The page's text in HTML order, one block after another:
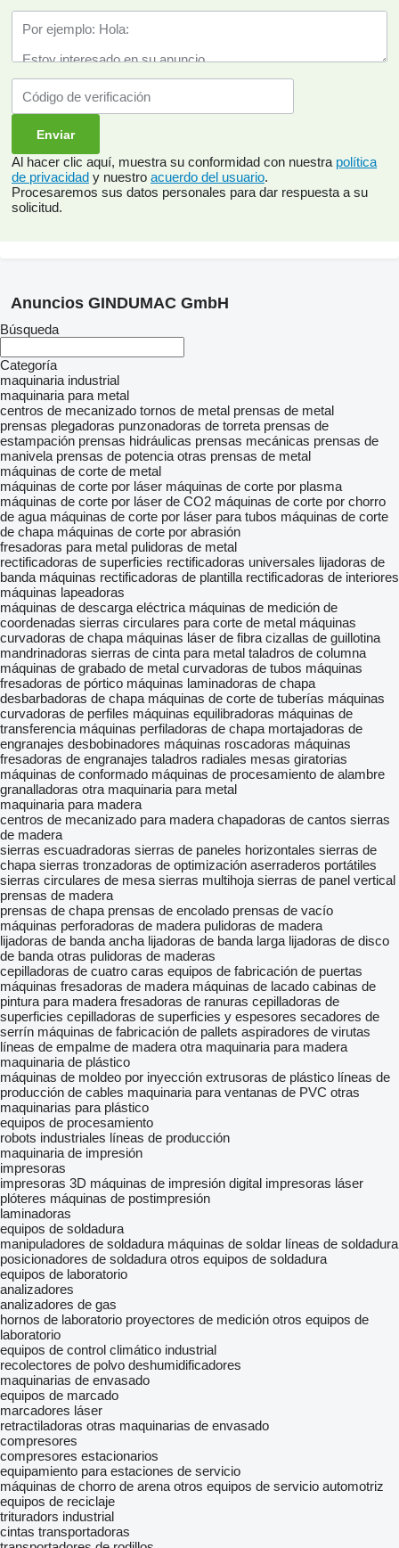
Al hacer clic aquí, muestra su conformidad con nuestra política
de privacidad y nuestro acuerdo del usuario.
Procesaremos sus datos personales para dar respuesta a su
solicitud.
Anuncios GINDUMAC GmbH
Búsqueda
Categoría
maquinaria industrial
maquinaria para metal
centros de mecanizado tornos de metal prensas de metal
prensas plegadoras punzonadoras de torreta prensas de
estampación prensas hidráulicas prensas mecánicas prensas de
manivela prensas de potencia otras prensas de metal
máquinas de corte de metal
máquinas de corte por láser máquinas de corte por plasma
máquinas de corte por láser de CO2 máquinas de corte por chorro
de agua máquinas de corte por láser para tubos máquinas de corte
de chapa máquinas de corte por abrasión
fresadoras para metal pulidoras de metal
rectificadoras de superficies rectificadoras universales lijadoras de
banda máquinas rectificadoras de plantilla rectificadoras de interiores
máquinas lapeadoras
máquinas de descarga eléctrica máquinas de medición de
coordenadas sierras circulares para corte de metal máquinas
curvadoras de chapa máquinas láser de fibra cizallas de guillotina
mandrinadoras sierras de cinta para metal taladros de columna
máquinas de grabado de metal curvadoras de tubos máquinas
fresadoras de pórtico máquinas laminadoras de chapa
desbarbadoras de chapa máquinas de corte de tuberías máquinas
curvadoras de perfiles máquinas equilibradoras máquinas de
transferencia máquinas perfiladoras de chapa mortajadoras de
engranajes desbobinadores máquinas roscadoras máquinas
fresadoras de engranajes taladros radiales mesas giratorias
máquinas de conformado máquinas de procesamiento de alambre
granalladoras otra maquinaria para metal
maquinaria para madera
centros de mecanizado para madera chapadoras de cantos sierras
de madera
sierras escuadradoras sierras de paneles horizontales sierras de
chapa sierras tronzadoras de optimización aserraderos portátiles
sierras circulares de mesa sierras multihoja sierras de panel vertical
prensas de madera
prensas de chapa prensas de encolado prensas de vacío
máquinas perforadoras de madera pulidoras de madera
lijadoras de banda ancha lijadoras de banda larga lijadoras de disco
de banda otras pulidoras de maderas
cepilladoras de cuatro caras equipos de fabricación de puertas
máquinas fresadoras de madera máquinas de lacado cabinas de
pintura para madera fresadoras de ranuras cepilladoras de
superficies cepilladoras de superficies y espesores secadores de
serrín máquinas de fabricación de pallets aspiradores de virutas
líneas de empalme de madera otra maquinaria para madera
maquinaria de plástico
máquinas de moldeo por inyección extrusoras de plástico líneas de
producción de cables maquinaria para ventanas de PVC otras
maquinarias para plástico
equipos de procesamiento
robots industriales líneas de producción
maquinaria de impresión
impresoras
impresoras 3D máquinas de impresión digital impresoras láser
plóteres máquinas de postimpresión
laminadoras
equipos de soldadura
manipuladores de soldadura máquinas de soldar líneas de soldadura
posicionadores de soldadura otros equipos de soldadura
equipos de laboratorio
analizadores
analizadores de gas
hornos de laboratorio proyectores de medición otros equipos de
laboratorio
equipos de control climático industrial
recolectores de polvo deshumidificadores
maquinarias de envasado
equipos de marcado
marcadores láser
retractiladoras otras maquinarias de envasado
compresores
compresores estacionarios
equipamiento para estaciones de servicio
máquinas de chorro de arena otros equipos de servicio automotriz
equipos de reciclaje
trituradors industrial
cintas transportadoras